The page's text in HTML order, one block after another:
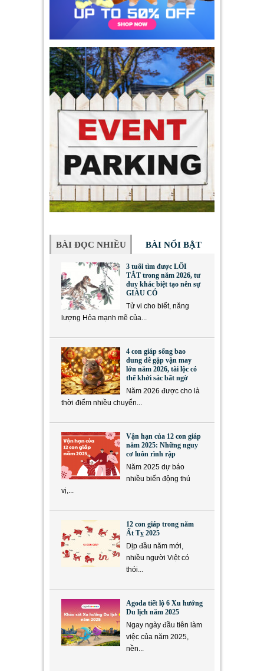
BÀI ĐỌC NHIỀU BÀI NỔI BẬT
3 tuổi tìm được LỐI
TẮT trong năm 2026, tư
duy khác biệt tạo nên sự
GIÀU CÓ
Tử vi cho biết, năng
lượng Hỏa mạnh mẽ của...
4 con giáp sống bao
dung dễ gặp vận may
lớn năm 2026, tài lộc có
thể khởi sắc bất ngờ
Năm 2026 được cho là
thời điểm nhiều chuyển...
Vận hạn của 12 con giáp
năm 2025: Những nguy
cơ luôn rình rập
Năm 2025 dự báo
nhiều biến động thú
vị,...
12 con giáp trong năm
Ất Tỵ 2025
Dịp đầu năm mới,
nhiều người Việt có
thói...
Agoda tiết lộ 6 Xu hướng
Du lịch năm 2025
Ngay ngày đầu tiên làm
việc của năm 2025,
nền...